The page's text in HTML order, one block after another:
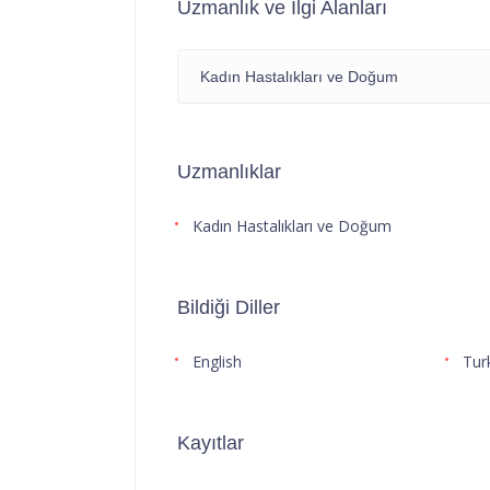
Uzmanlık ve İlgi Alanları
Kadın Hastalıkları ve Doğum
Uzmanlıklar
Kadın Hastalıkları ve Doğum
Bildiği Diller
English
Kayıtlar